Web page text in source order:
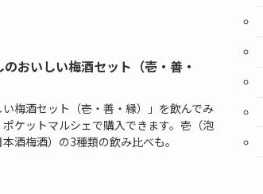
おいしい梅酒セット（壱・善・
梅酒セット（壱・善・縁）」を飲んでみ
ケットマルシェで購入できます。壱（泡
酒梅酒）の3種類の飲み比べも。